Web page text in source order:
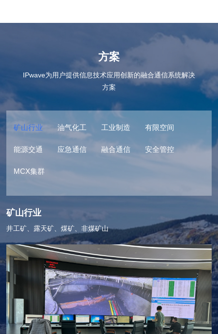
方案
IPwave为用户提供信息技术应用创新的融合通信系统解决
方案
矿山行业 油气化工 工业制造 有限空间
能源交通 应急通信 融合通信 安全管控
MCX集群
矿山行业
井工矿、露天矿、煤矿、非煤矿山